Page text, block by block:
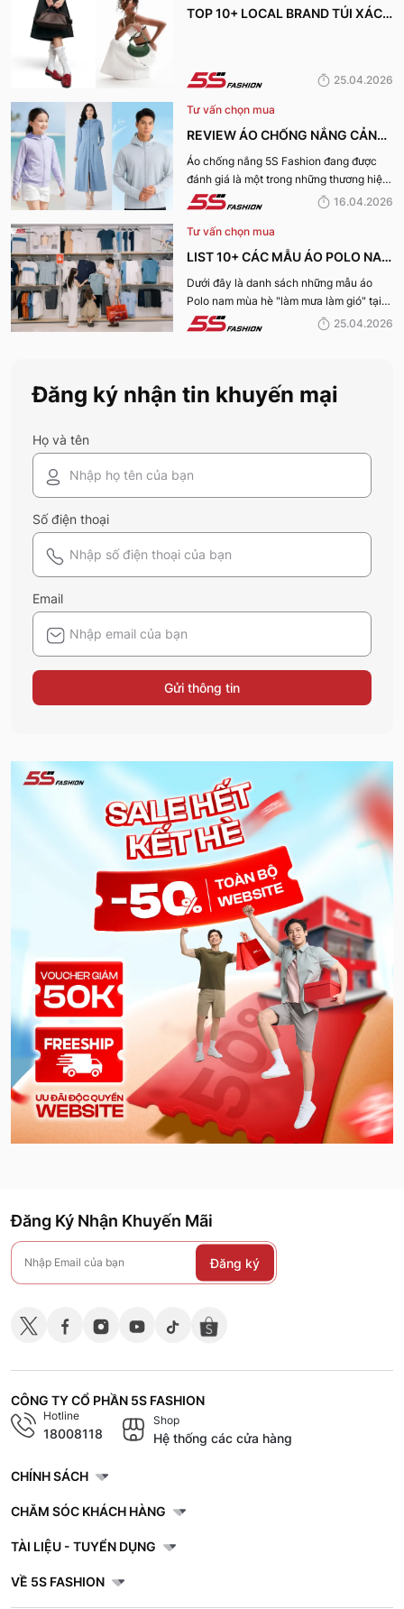
nay.
TOP 10+ LOCAL BRAND TÚI XÁCH
25.04.2026
Tư vấn chọn mua
REVIEW ÁO CHỐNG NẮNG CẢN
TIA UV, CHỐNG NẮNG TỐT NHẤT
CỦA 5S FASHION 2026
Áo chống nắng 5S Fashion đang được
đánh giá là một trong những thương hiệu
áo đáng mua hàng đầu hiện nay. Vậy
giá tích cực đến vậy? Cùng đi hết bài
viết nhé!
16.04.2026
Tư vấn chọn mua
LIST 10+ CÁC MẪU ÁO POLO NAM
MÙA HÈ BÁN CHẠY NHẤT CỦA 5S
FASHION 2026
Dưới đây là danh sách những mẫu áo
Polo nam mùa hè "làm mưa làm gió" tại
hệ thống 5S Fashion mà bất kỳ quý ông
25.04.2026
Đăng ký nhận tin khuyến mại
Họ và tên
Số điện thoại
Email
Gửi thông tin
Đăng Ký Nhận Khuyến Mãi
Đăng ký
CÔNG TY CỔ PHẦN 5S FASHION
Hotline
18008118
Shop
Hệ thống các cửa hàng
CHÍNH SÁCH
CHĂM SÓC KHÁCH HÀNG
TÀI LIỆU - TUYỂN DỤNG
VỀ 5S FASHION